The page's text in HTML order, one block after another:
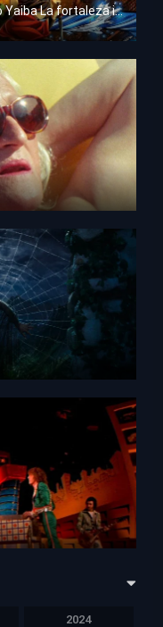
Guardianes de la noche: Kimetsu no Yaiba La fortaleza infinita
2024